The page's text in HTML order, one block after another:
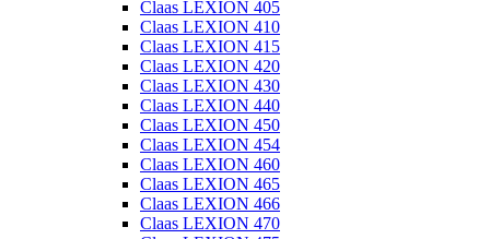
Claas LEXION 405
Claas LEXION 410
Claas LEXION 415
Claas LEXION 420
Claas LEXION 430
Claas LEXION 440
Claas LEXION 450
Claas LEXION 454
Claas LEXION 460
Claas LEXION 465
Claas LEXION 466
Claas LEXION 470